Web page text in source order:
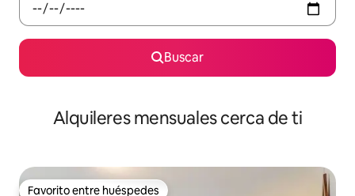
Buscar
Alquileres mensuales cerca de ti
Favorito entre huéspedes